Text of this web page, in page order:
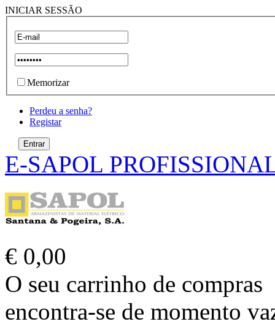
INICIAR SESSÃO
Memorizar
Perdeu a senha?
Registar
E-SAPOL
€ 0,00
O seu carrinho de compras
encontra-se de momento